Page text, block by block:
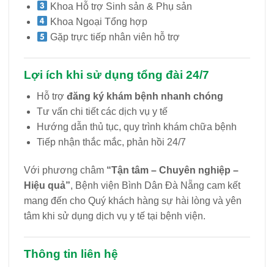
Khoa Hỗ trợ Sinh sản & Phụ sản
Khoa Ngoại Tổng hợp
Gặp trực tiếp nhân viên hỗ trợ
Lợi ích khi sử dụng tổng đài 24/7
Hỗ trợ đăng ký khám bệnh nhanh chóng
Tư vấn chi tiết các dịch vụ y tế
Hướng dẫn thủ tục, quy trình khám chữa bệnh
Tiếp nhận thắc mắc, phản hồi 24/7
Với phương châm “Tận tâm – Chuyên nghiệp –
Hiệu quả”, Bệnh viện Bình Dân Đà Nẵng cam kết
mang đến cho Quý khách hàng sự hài lòng và yên
tâm khi sử dụng dịch vụ y tế tại bệnh viện.
Thông tin liên hệ